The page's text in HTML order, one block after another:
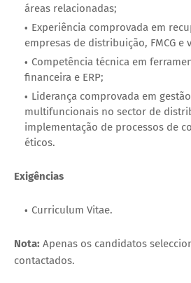
áreas relacionadas;
Experiência comprovada em
empresas de distribuição, FMCG e
Competência técnica em
financeira e ERP;
Liderança comprovada em
multifuncionais no sector de
implementação de processos de
éticos.
Exigências
Curriculum Vitae.
Nota: Apenas os candidatos
contactados.